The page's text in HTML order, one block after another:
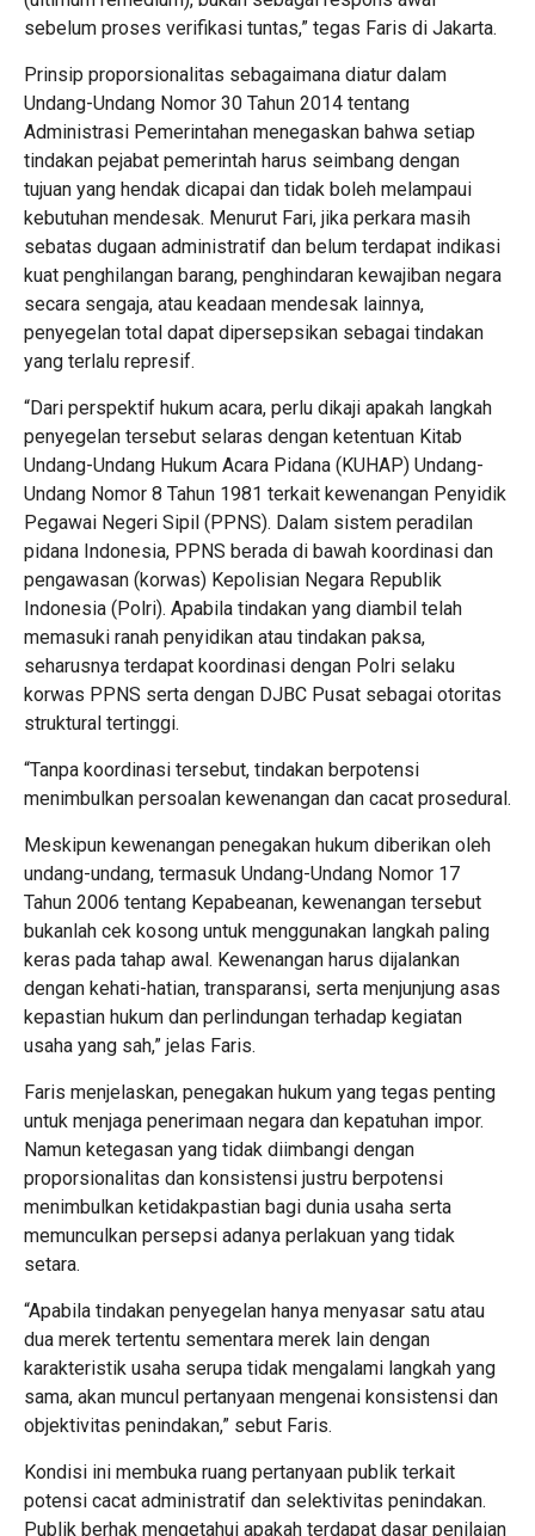
sebelum proses verifikasi tuntas,” tegas Faris di Jakarta.
Prinsip proporsionalitas sebagaimana diatur dalam
Undang-Undang Nomor 30 Tahun 2014 tentang
Administrasi Pemerintahan menegaskan bahwa setiap
tindakan pejabat pemerintah harus seimbang dengan
tujuan yang hendak dicapai dan tidak boleh melampaui
kebutuhan mendesak. Menurut Fari, jika perkara masih
sebatas dugaan administratif dan belum terdapat indikasi
kuat penghilangan barang, penghindaran kewajiban negara
secara sengaja, atau keadaan mendesak lainnya,
penyegelan total dapat dipersepsikan sebagai tindakan
yang terlalu represif.
“Dari perspektif hukum acara, perlu dikaji apakah langkah
penyegelan tersebut selaras dengan ketentuan Kitab
Undang-Undang Hukum Acara Pidana (KUHAP) Undang-
Undang Nomor 8 Tahun 1981 terkait kewenangan Penyidik
Pegawai Negeri Sipil (PPNS). Dalam sistem peradilan
pidana Indonesia, PPNS berada di bawah koordinasi dan
pengawasan (korwas) Kepolisian Negara Republik
Indonesia (Polri). Apabila tindakan yang diambil telah
memasuki ranah penyidikan atau tindakan paksa,
seharusnya terdapat koordinasi dengan Polri selaku
korwas PPNS serta dengan DJBC Pusat sebagai otoritas
struktural tertinggi.
“Tanpa koordinasi tersebut, tindakan berpotensi
menimbulkan persoalan kewenangan dan cacat prosedural.
Meskipun kewenangan penegakan hukum diberikan oleh
undang-undang, termasuk Undang-Undang Nomor 17
Tahun 2006 tentang Kepabeanan, kewenangan tersebut
bukanlah cek kosong untuk menggunakan langkah paling
keras pada tahap awal. Kewenangan harus dijalankan
dengan kehati-hatian, transparansi, serta menjunjung asas
kepastian hukum dan perlindungan terhadap kegiatan
usaha yang sah,” jelas Faris.
Faris menjelaskan, penegakan hukum yang tegas penting
untuk menjaga penerimaan negara dan kepatuhan impor.
Namun ketegasan yang tidak diimbangi dengan
proporsionalitas dan konsistensi justru berpotensi
menimbulkan ketidakpastian bagi dunia usaha serta
memunculkan persepsi adanya perlakuan yang tidak
setara.
“Apabila tindakan penyegelan hanya menyasar satu atau
dua merek tertentu sementara merek lain dengan
karakteristik usaha serupa tidak mengalami langkah yang
sama, akan muncul pertanyaan mengenai konsistensi dan
objektivitas penindakan,” sebut Faris.
Kondisi ini membuka ruang pertanyaan publik terkait
potensi cacat administratif dan selektivitas penindakan.
Publik berhak mengetahui apakah terdapat dasar penilaian